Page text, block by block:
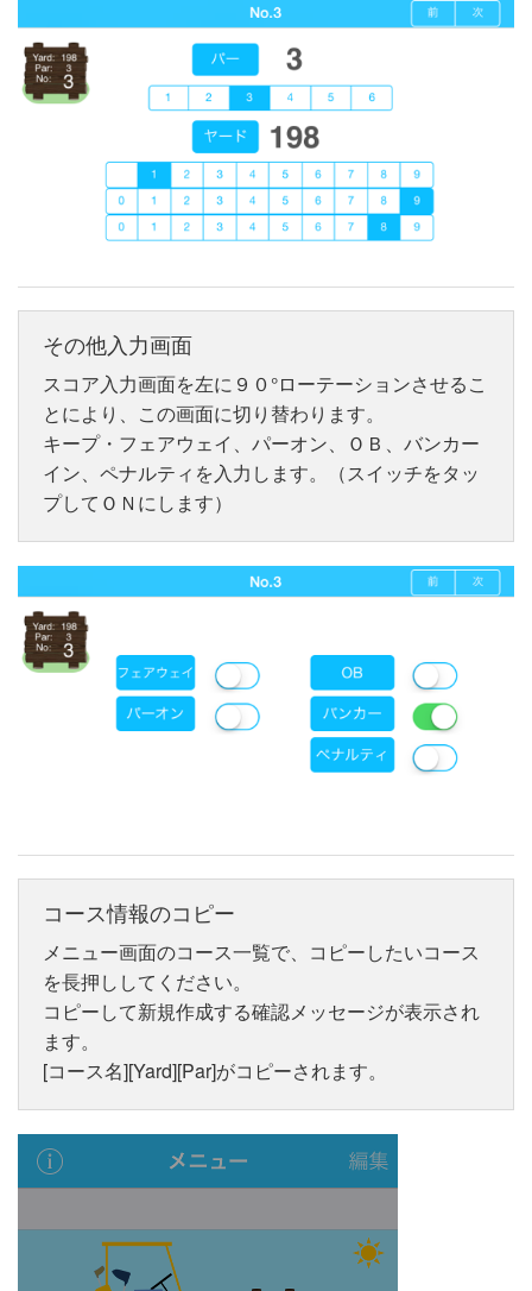
その他入力画面
スコア入力画面を左に９０°ローテーションさせるこ
とにより、この画面に切り替わります。
キープ・フェアウェイ、パーオン、ＯＢ、バンカー
イン、ペナルティを入力します。（スイッチをタッ
プしてＯＮにします）
コース情報のコピー
メニュー画面のコース一覧で、コピーしたいコース
を長押ししてください。
コピーして新規作成する確認メッセージが表示され
ます。
[コース名][Yard][Par]がコピーされます。